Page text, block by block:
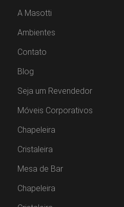
A Masotti
Ambientes
Contato
Blog
Seja um Revendedor
Móveis Corporativos
Chapeleira
Cristaleira
Mesa de Bar
Chapeleira